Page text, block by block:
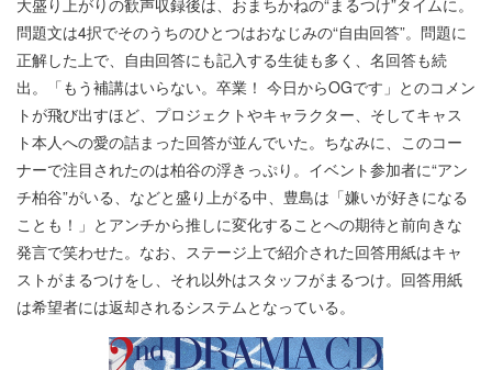
問題文は4択でそのうちのひとつはおなじみの“自由回答”。問題に
正解した上で、自由回答にも記入する生徒も多く、名回答も続
出。「もう補講はいらない。卒業！ 今日からOGです」とのコメン
トが飛び出すほど、プロジェクトやキャラクター、そしてキャス
ト本人への愛の詰まった回答が並んでいた。ちなみに、このコー
ナーで注目されたのは柏谷の浮きっぷり。イベント参加者に“アン
チ柏谷”がいる、などと盛り上がる中、豊島は「嫌いが好きになる
ことも！」とアンチから推しに変化することへの期待と前向きな
発言で笑わせた。なお、ステージ上で紹介された回答用紙はキャ
ストがまるつけをし、それ以外はスタッフがまるつけ。回答用紙
は希望者には返却されるシステムとなっている。